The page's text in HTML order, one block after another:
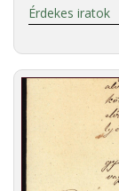
Érdekes iratok